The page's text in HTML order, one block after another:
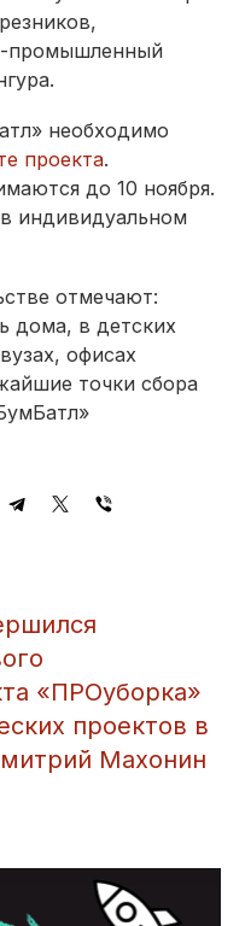
промышленный
необходимо
проекта.
до 10 ноября.
индивидуальном
отмечают:
дома, в детских
офисах
точки сбора
«ПРОуборка»
проектов в
Махонин